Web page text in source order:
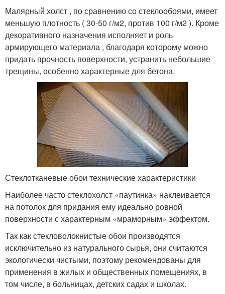
Малярный холст , по сравнению со стеклообоями, имеет
меньшую плотность ( 30-50 г/м2, против 100 г/м2). Кроме
декоративного назначения исполняет и роль
армирующего материала , благодаря которому можно
придать прочность поверхности, устранить небольшие
трещины, особенно характерные для бетона.
Стеклотканевые обои технические характеристики
Наиболее часто стеклохолст «паутинка» наклеивается
на потолок для придания ему идеально ровной
поверхности с характерным «мраморным» эффектом.
Так как стекловолокнистые обои производятся
исключительно из натурального сырья, они считаются
экологически чистыми, поэтому рекомендованы для
применения в жилых и общественных помещениях, в
том числе, в больницах, детских садах и школах.